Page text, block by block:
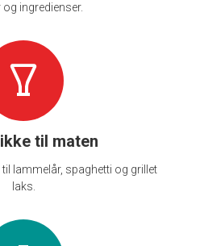
ingredienser.
til maten
lammelår, spaghetti og grillet
laks.